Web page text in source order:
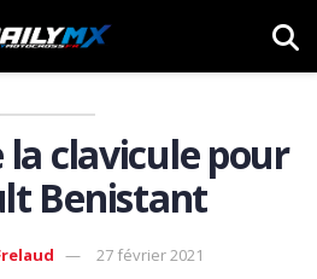
la clavicule pour
Benistant
27 février 2021